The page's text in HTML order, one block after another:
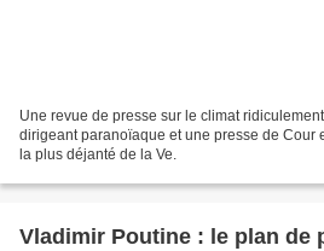
Une revue de presse sur le climat
dirigeant paranoïaque et une presse de Cour
la plus déjanté de la Ve.
Vladimir Poutine : le plan de